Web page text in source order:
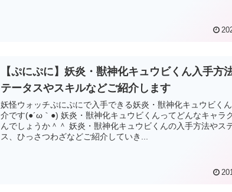
【ぷにぷに】妖炎・獣神化キュウビくん入手方
テータスやスキルなどご紹介します
妖怪ウォッチぷにぷにで入手できる妖炎・獣神化キュウビく
介です(●´ω｀●) 妖炎・獣神化キュウビくんってどんなキャラ
んでしょうか＾＾ 妖炎・獣神化キュウビくんの入手方法やス
ス、ひっさつわざなどご紹介していき...